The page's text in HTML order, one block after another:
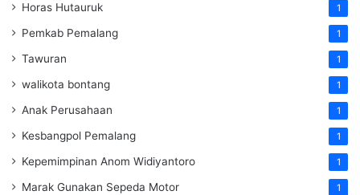
Horas Hutauruk 1
Pemkab Pemalang 1
Tawuran 1
walikota bontang 1
Anak Perusahaan 1
Kesbangpol Pemalang 1
Kepemimpinan Anom Widiyantoro 1
Marak Gunakan Sepeda Motor 1